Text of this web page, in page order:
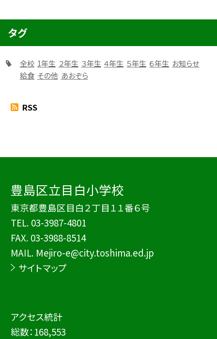
タグ
全校 1年生 ２年生 ３年生 ４年生 ５年生 ６年生 お知らせ
給食 その他 あおぞら
RSS
豊島区立目白小学校
東京都豊島区目白２丁目１１番６号
TEL. 03-3987-4801
FAX. 03-3988-8514
MAIL. Mejiro-e@city.toshima.ed.jp
サイトマップ
アクセス統計
総数： 168,553